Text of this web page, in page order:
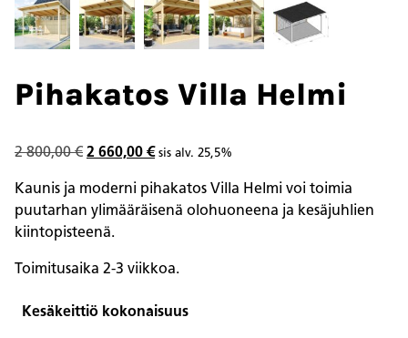
Pihakatos Villa Helmi
2 800,00€ Alkuperäinen
oli:
2
800,00 €.
2 660,00 €Nykyinen
on:
2
sis alv. 25,5%
Kaunis ja moderni pihakatos Villa Helmi voi toimia
puutarhan ylimääräisenä olohuoneena ja kesäjuhlien
kiintopisteenä.
Toimitusaika 2-3 viikkoa.
Kesäkeittiö kokonaisuus